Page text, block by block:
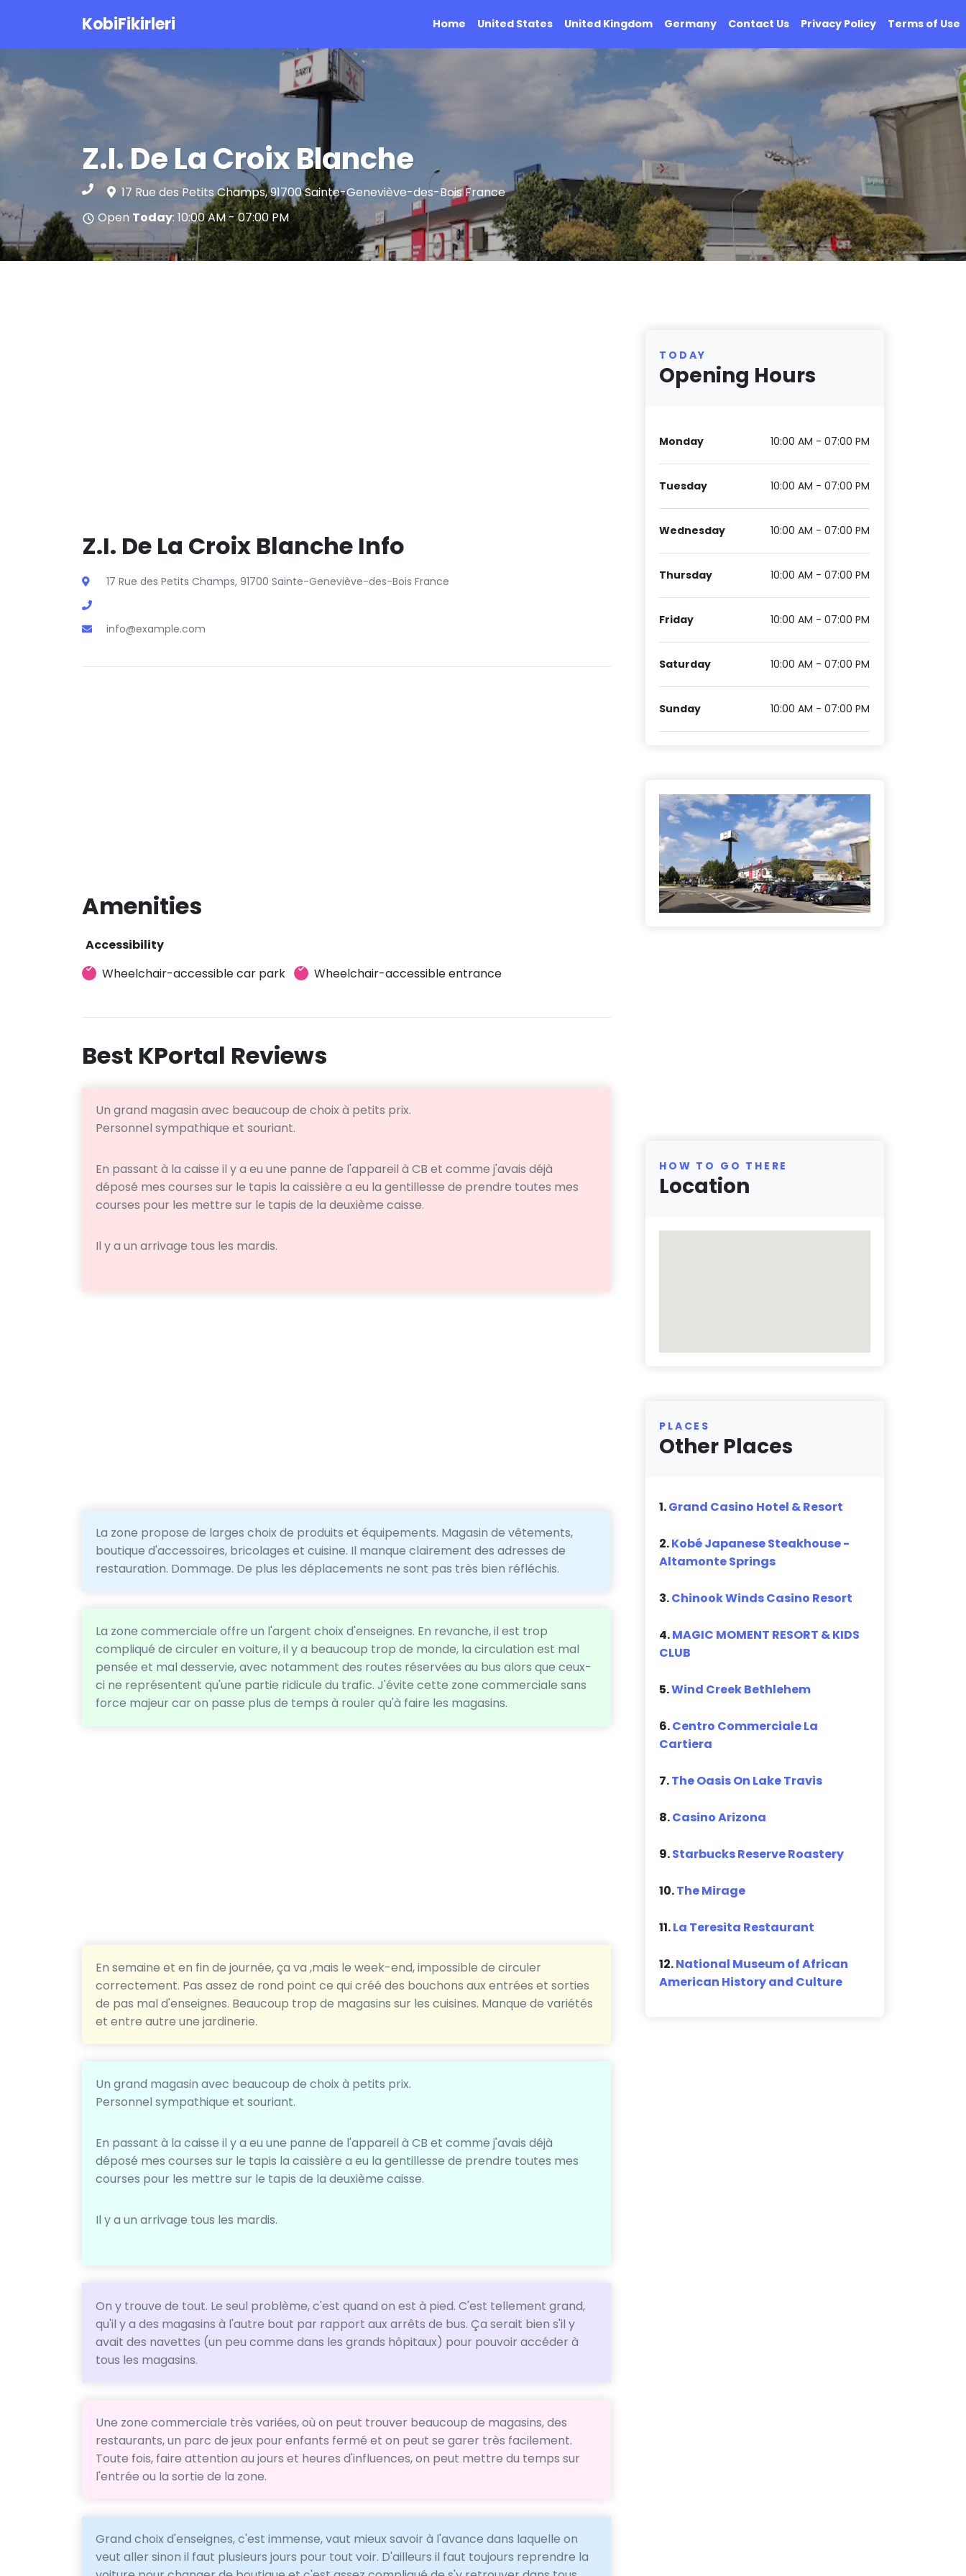
KobiFikirleri Home United States United Kingdom Germany Contact Us Privacy Policy Terms of Use
Z.I. De La Croix Blanche
17 Rue des Petits Champs, 91700 Sainte-Geneviève-des-Bois France
Open Today: 10:00 AM - 07:00 PM
Z.I. De La Croix Blanche Info
17 Rue des Petits Champs, 91700 Sainte-Geneviève-des-Bois France
info@example.com
Amenities
Accessibility
Wheelchair-accessible car park
Wheelchair-accessible entrance
Best KPortal Reviews
Un grand magasin avec beaucoup de choix à petits prix.
Personnel sympathique et souriant.
En passant à la caisse il y a eu une panne de l'appareil à CB et comme j'avais déjà
déposé mes courses sur le tapis la caissière a eu la gentillesse de prendre toutes mes
courses pour les mettre sur le tapis de la deuxième caisse.
Il y a un arrivage tous les mardis.
La zone propose de larges choix de produits et équipements. Magasin de vêtements,
boutique d'accessoires, bricolages et cuisine. Il manque clairement des adresses de
restauration. Dommage. De plus les déplacements ne sont pas très bien réfléchis.
La zone commerciale offre un l'argent choix d'enseignes. En revanche, il est trop
compliqué de circuler en voiture, il y a beaucoup trop de monde, la circulation est mal
pensée et mal desservie, avec notamment des routes réservées au bus alors que ceux-
ci ne représentent qu'une partie ridicule du trafic. J'évite cette zone commerciale sans
force majeur car on passe plus de temps à rouler qu'à faire les magasins.
En semaine et en fin de journée, ça va ,mais le week-end, impossible de circuler
correctement. Pas assez de rond point ce qui créé des bouchons aux entrées et sorties
de pas mal d'enseignes. Beaucoup trop de magasins sur les cuisines. Manque de variétés
et entre autre une jardinerie.
Un grand magasin avec beaucoup de choix à petits prix.
Personnel sympathique et souriant.
En passant à la caisse il y a eu une panne de l'appareil à CB et comme j'avais déjà
déposé mes courses sur le tapis la caissière a eu la gentillesse de prendre toutes mes
courses pour les mettre sur le tapis de la deuxième caisse.
Il y a un arrivage tous les mardis.
On y trouve de tout. Le seul problème, c'est quand on est à pied. C'est tellement grand,
qu'il y a des magasins à l'autre bout par rapport aux arrêts de bus. Ça serait bien s'il y
avait des navettes (un peu comme dans les grands hôpitaux) pour pouvoir accéder à
tous les magasins.
Une zone commerciale très variées, où on peut trouver beaucoup de magasins, des
restaurants, un parc de jeux pour enfants fermé et on peut se garer très facilement.
Toute fois, faire attention au jours et heures d'influences, on peut mettre du temps sur
l'entrée ou la sortie de la zone.
Grand choix d'enseignes, c'est immense, vaut mieux savoir à l'avance dans laquelle on
veut aller sinon il faut plusieurs jours pour tout voir. D'ailleurs il faut toujours reprendre la
TODAY
Opening Hours
Monday 10:00 AM - 07:00 PM
Tuesday 10:00 AM - 07:00 PM
Wednesday 10:00 AM - 07:00 PM
Thursday 10:00 AM - 07:00 PM
Friday 10:00 AM - 07:00 PM
Saturday 10:00 AM - 07:00 PM
Sunday 10:00 AM - 07:00 PM
HOW TO GO THERE
Location
PLACES
Other Places
1.Grand Casino Hotel & Resort
2.Kobé Japanese Steakhouse -
Altamonte Springs
3.Chinook Winds Casino Resort
4.MAGIC MOMENT RESORT & KIDS
CLUB
5.Wind Creek Bethlehem
6.Centro Commerciale La
Cartiera
7.The Oasis On Lake Travis
8.Casino Arizona
9.Starbucks Reserve Roastery
10.The Mirage
11.La Teresita Restaurant
12.National Museum of African
American History and Culture